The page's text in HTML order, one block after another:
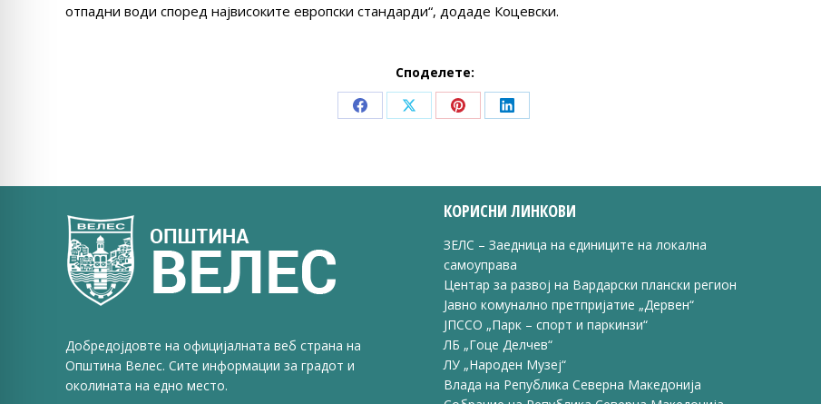
отпадни води според највисоките европски стандарди“, додаде Коцевски.
Споделете:
Share Share Share Share
Добредојдовте на официјалната веб страна на
Општина Велес. Сите информации за градот и
околината на едно место.
КОРИСНИ ЛИНКОВИ
ЗЕЛС – Заедница на единиците на локална
самоуправа
Центар за развој на Вардарски плански регион
Јавно комунално претпријатие „Дервен“
ЈПССО „Парк – спорт и паркинзи“
ЛБ „Гоце Делчев“
ЛУ „Народен Музеј“
Влада на Република Северна Македонија